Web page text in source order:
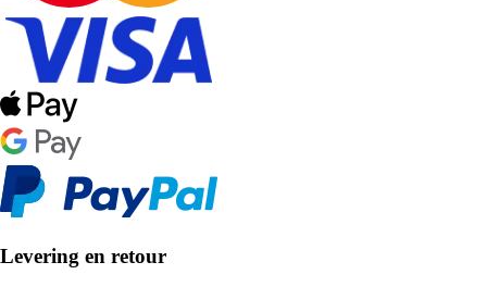
Levering en retour